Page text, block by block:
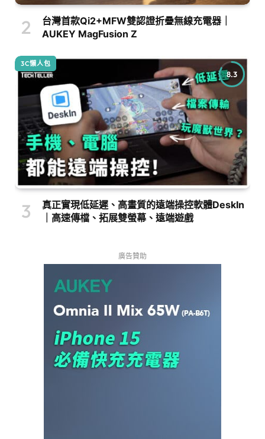
台灣首款Qi2+MFW雙認證折疊無線充電器｜
AUKEY MagFusion Z
8.3
3C懶人包
真正實現低延遲、高畫質的遠端操控軟體DeskIn
｜高速傳檔、拓展雙螢幕、遠端遊戲
廣告贊助